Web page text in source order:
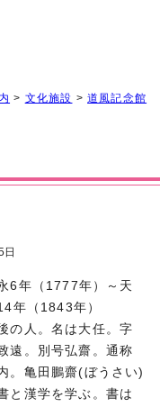
> 文化施設 >道風記念館
日
6年（1777年）～天
年（1843年）
の人。名は大任。字
遠。別号弘齋。通称
。亀田鵬齋(ぼうさい)
と漢学を学ぶ。書は